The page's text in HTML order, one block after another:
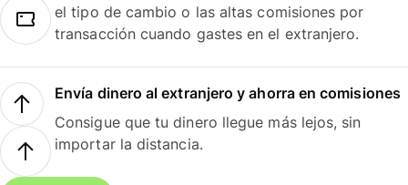
el tipo de cambio o las altas comisiones por
transacción cuando gastes en el extranjero.
Envía dinero al extranjero y ahorra en comisiones
Consigue que tu dinero llegue más lejos, sin
importar la distancia.